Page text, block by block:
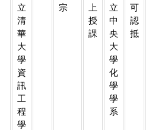
立
清
華
大
學
資
訊
工
程
學
宗
上
授
課
立
中
央
大
學
化
學
學
系
可
認
抵